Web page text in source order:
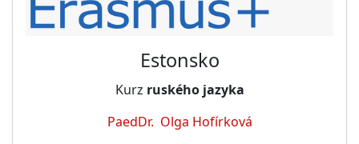
Estonsko
Kurz ruského jazyka
PaedDr. Olga Hofírková